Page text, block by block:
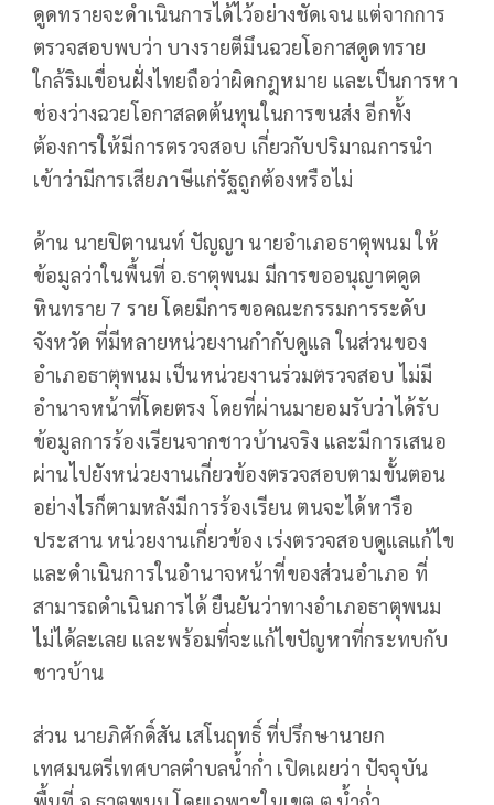
ดูดทรายจะดำเนินการได้ไว้อย่างชัดเจน แต่จากการ
ตรวจสอบพบว่า บางรายตีมึนฉวยโอกาสดูดทราย
ใกล้ริมเขื่อนฝั่งไทยถือว่าผิดกฎหมาย และเป็นการหา
ช่องว่างฉวยโอกาสลดต้นทุนในการขนส่ง อีกทั้ง
ต้องการให้มีการตรวจสอบ เกี่ยวกับปริมาณการนำ
เข้าว่ามีการเสียภาษีแก่รัฐถูกต้องหรือไม่
ด้าน นายปิตานนท์ ปัญญา นายอำเภอธาตุพนม ให้
ข้อมูลว่าในพื้นที่ อ.ธาตุพนม มีการขออนุญาตดูด
หินทราย 7 ราย โดยมีการขอคณะกรรมการระดับ
จังหวัด ที่มีหลายหน่วยงานกำกับดูแล ในส่วนของ
อำเภอธาตุพนม เป็นหน่วยงานร่วมตรวจสอบ ไม่มี
อำนาจหน้าที่โดยตรง โดยที่ผ่านมายอมรับว่าได้รับ
ข้อมูลการร้องเรียนจากชาวบ้านจริง และมีการเสนอ
ผ่านไปยังหน่วยงานเกี่ยวข้องตรวจสอบตามขั้นตอน
อย่างไรก็ตามหลังมีการร้องเรียน ตนจะได้หารือ
ประสาน หน่วยงานเกี่ยวข้อง เร่งตรวจสอบดูแลแก้ไข
และดำเนินการในอำนาจหน้าที่ของส่วนอำเภอ ที่
สามารถดำเนินการได้ ยืนยันว่าทางอำเภอธาตุพนม
ไม่ได้ละเลย และพร้อมที่จะแก้ไขปัญหาที่กระทบกับ
ชาวบ้าน
ส่วน นายภิศักดิ์สัน เสโนฤทธิ์ ที่ปรึกษานายก
เทศมนตรีเทศบาลตำบลน้ำก่ำ เปิดเผยว่า ปัจจุบัน